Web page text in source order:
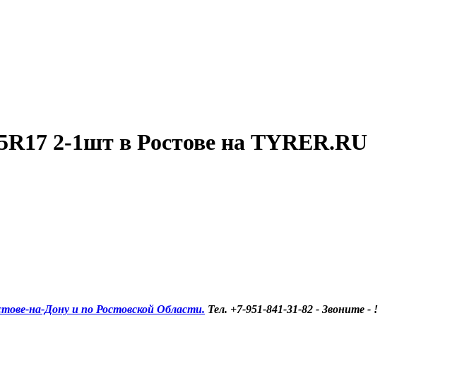
2-1шт в Ростове на TYRER.RU
на-Дону и по Ростовской Области. Тел. +7-951-841-31-82 - Звоните - !